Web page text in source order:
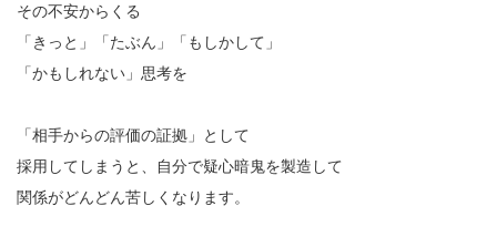
その不安からくる
「きっと」「たぶん」「もしかして」
「かもしれない」思考を
「相手からの評価の証拠」として
採用してしまうと、自分で疑心暗鬼を製造して
関係がどんどん苦しくなります。